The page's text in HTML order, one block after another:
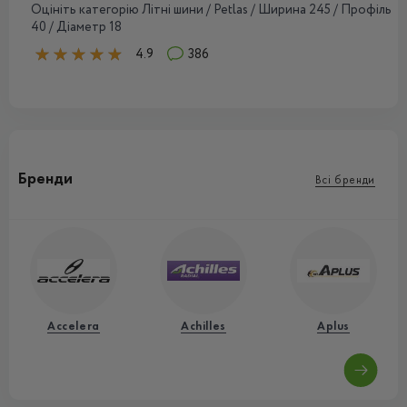
Оцініть категорію Літні шини / Petlas / Ширина 245 / Профіль
40 / Діаметр 18
4.9
386
Бренди Всі бренди
Accelera Achilles Aplus